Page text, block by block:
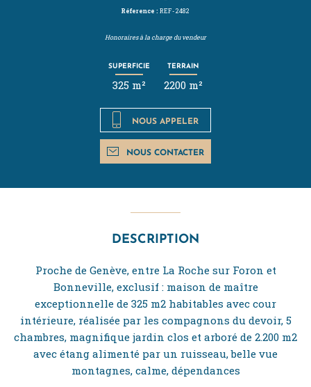
Réference : REF-2482
Honoraires à la charge du vendeur
SUPERFICIE
325 m²
TERRAIN
2200 m²
NOUS APPELER
NOUS CONTACTER
DESCRIPTION
Proche de Genève, entre La Roche sur Foron et
Bonneville, exclusif : maison de maître
exceptionnelle de 325 m2 habitables avec cour
intérieure, réalisée par les compagnons du devoir, 5
chambres, magnifique jardin clos et arboré de 2.200 m2
avec étang alimenté par un ruisseau, belle vue
montagnes, calme, dépendances